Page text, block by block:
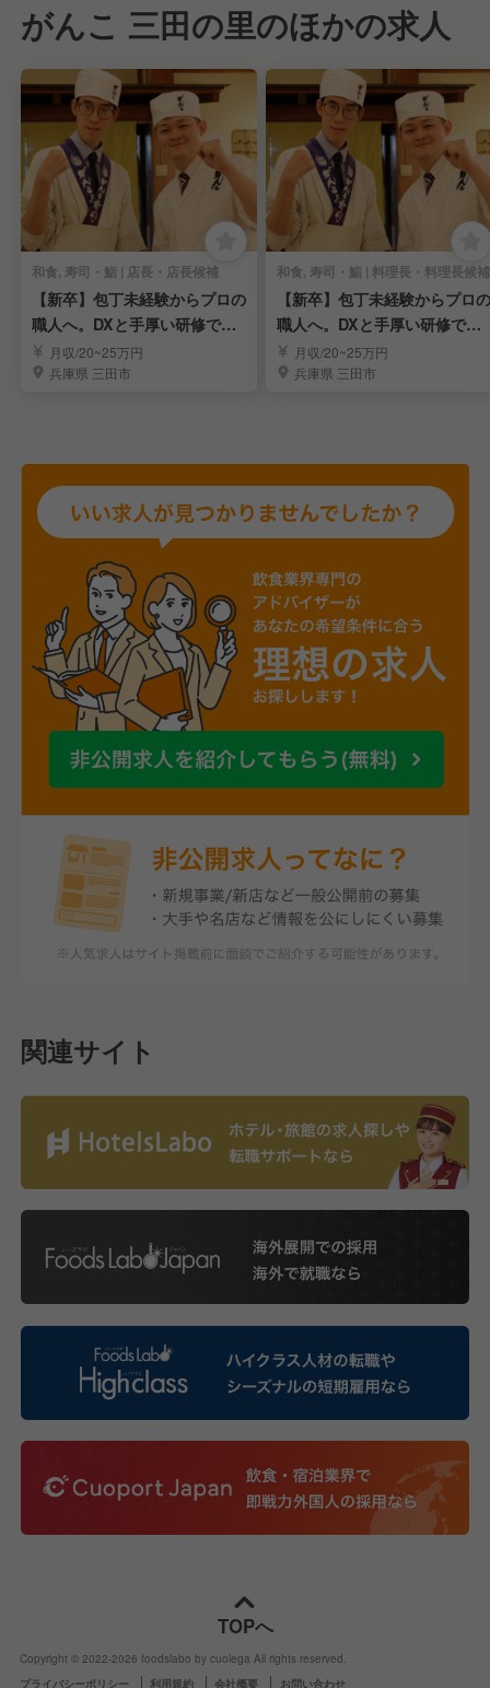
がんこ 三田の里のほかの求人
和食, 寿司・鮨 | 店長・店長候補
【新卒】包丁未経験からプロの
職人へ。DXと手厚い研修で成
長を支える！
月収/20~25万円
兵庫県 三田市
和食, 寿司・鮨 | 料理長・料理長候補
【新卒】包丁未経験からプロの
職人へ。DXと手厚い研修で成
長を支える！！
月収/20~25万円
兵庫県 三田市
関連サイト
TOPへ
Copyright © 2022-2026 foodslabo by cuolega All rights reserved.
プライバシーポリシー
利用規約 会社概要 お問い合わせ